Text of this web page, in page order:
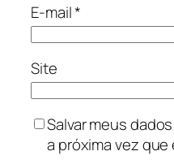
E-mail*
Site
Salvar meus
a próxima vez que